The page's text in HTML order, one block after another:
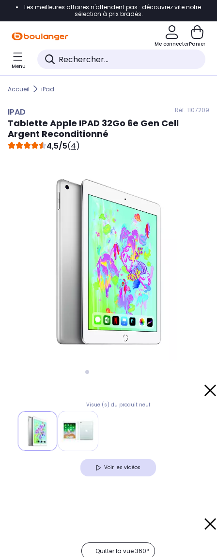
Accéder directement à la navigation
Accéder directement au pied de page
Accéder directement au chatbot
Les meilleures affaires n'attendent pas : découvrez vite notre
sélection à prix bradés.
Me connecterPanier
Menu
Accueil iPad
IPAD Réf. 1107209
Tablette Apple IPAD 32Go 6e Gen Cell
Argent Reconditionné
4,5/5(4)
Visuel(s) du produit neuf
Voir les vidéos
Quitter la vue 360°